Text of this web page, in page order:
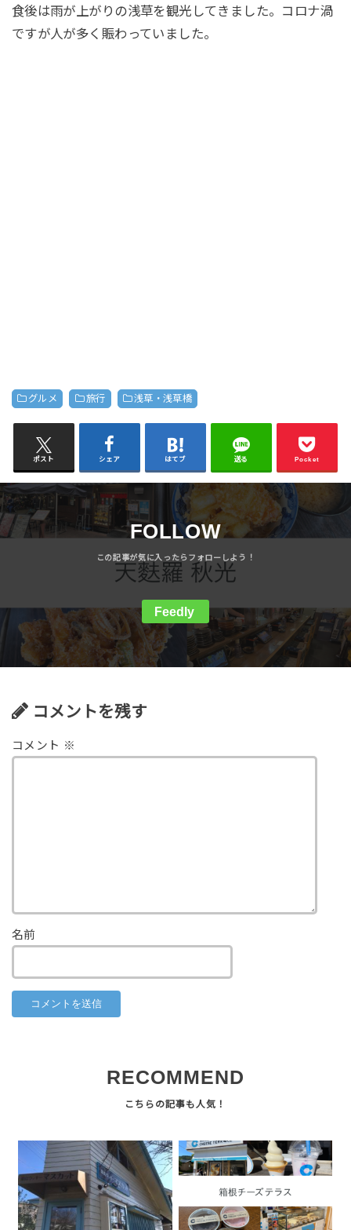
食後は雨が上がりの浅草を観光してきました。コロナ渦
ですが人が多く賑わっていました。
グルメ 旅行 浅草・浅草橋
ポスト シェア はてブ 送る Pocket
FOLLOW
Feedly
コメントを残す
コメント ※
名前
RECOMMEND